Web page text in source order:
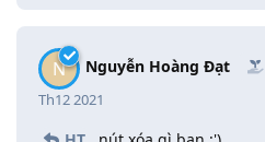
N Nguyễn Hoàng Đạt
Th12 2021